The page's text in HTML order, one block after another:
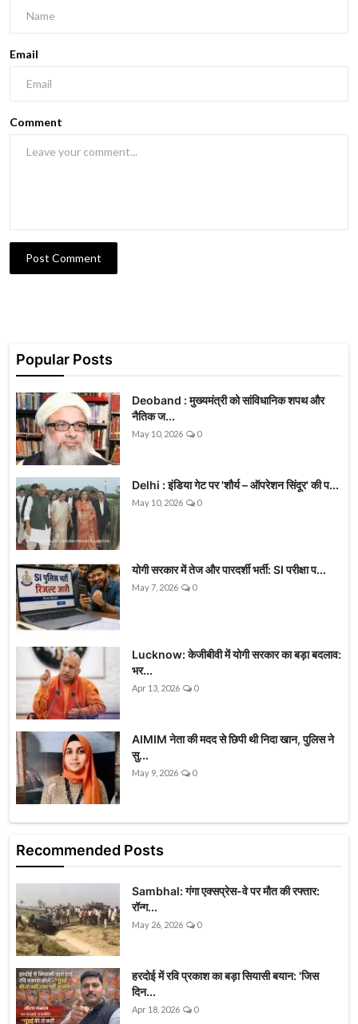
Email
Comment
Post Comment
Popular Posts
Deoband : मुख्यमंत्री को सांविधानिक शपथ और
नैतिक ज...
May 10, 2026 0
Delhi : इंडिया गेट पर 'शौर्य – ऑपरेशन सिंदूर' की प...
May 10, 2026 0
योगी सरकार में तेज और पारदर्शी भर्ती: SI परीक्षा प...
May 7, 2026 0
Lucknow: केजीबीवी में योगी सरकार का बड़ा बदलाव:
भर...
Apr 13, 2026 0
AIMIM नेता की मदद से छिपी थी निदा खान, पुलिस ने
सु...
May 9, 2026 0
Recommended Posts
Sambhal: गंगा एक्सप्रेस-वे पर मौत की रफ्तार:
रॉन्ग...
May 26, 2026 0
हरदोई में रवि प्रकाश का बड़ा सियासी बयान: 'जिस
दिन...
Apr 18, 2026 0